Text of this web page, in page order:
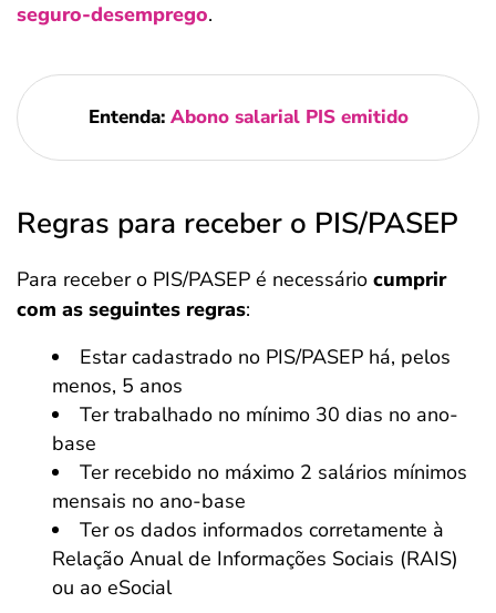
seguro-desemprego.
Entenda: Abono salarial PIS emitido
Regras para receber o PIS/PASEP
Para receber o PIS/PASEP é necessário cumprir
com as seguintes regras:
Estar cadastrado no PIS/PASEP há, pelos
menos, 5 anos
Ter trabalhado no mínimo 30 dias no ano-
base
Ter recebido no máximo 2 salários mínimos
mensais no ano-base
Ter os dados informados corretamente à
Relação Anual de Informações Sociais (RAIS)
ou ao eSocial